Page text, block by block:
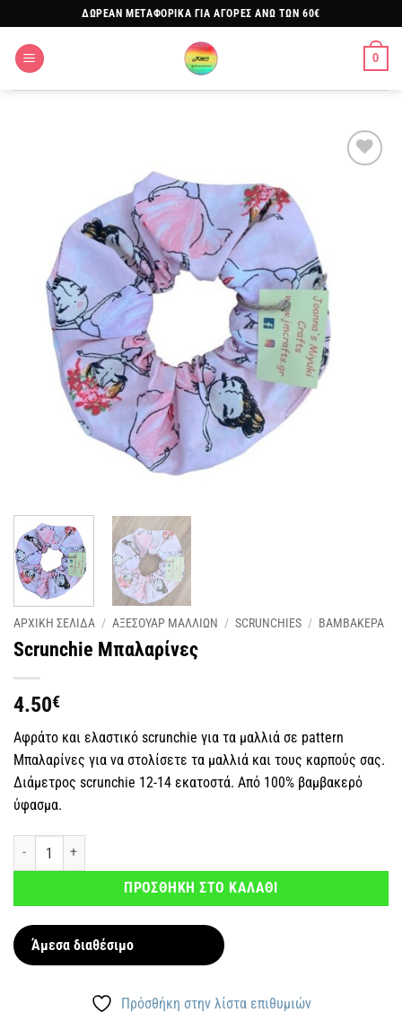
στο
περιεχόμενο
ΔΩΡΕΑΝ ΜΕΤΑΦΟΡΙΚΑ ΓΙΑ ΑΓΟΡΕΣ ΑΝΩ ΤΩΝ 60€
0
ΑΡΧΙΚΗ ΣΕΛΙΔΑ / ΑΞΕΣΟΥΑΡ ΜΑΛΛΙΩΝ / SCRUNCHIES / ΒΑΜΒΑΚΕΡΑ
Scrunchie Μπαλαρίνες
4.50€
Αφράτο και ελαστικό scrunchie για τα μαλλιά σε pattern
Μπαλαρίνες για να στολίσετε τα μαλλιά και τους καρπούς σας.
Διάμετρος scrunchie 12-14 εκατοστά. Από 100% βαμβακερό
ύφασμα.
Scrunchie Μπαλαρίνες ποσότητα
ΠΡΟΣΘΗΚΗ ΣΤΟ ΚΑΛΑΘΙ
Άμεσα διαθέσιμο
Πρόσθήκη στην λίστα επιθυμιών